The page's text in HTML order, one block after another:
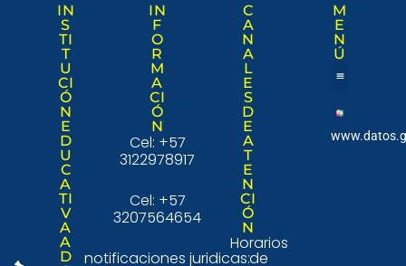
IN
S
TI
T
U
CI
Ó
N
E
D
U
C
A
TI
V
A
A
D
IN
F
O
R
M
A
CI
Ó
N
Cel: +57
3122978917
Cel: +57
3207564654
notificaciones juridicas:
C
A
N
A
L
E
S
D
E
A
T
E
N
CI
Ó
N
Horarios
de
M
E
N
Ú